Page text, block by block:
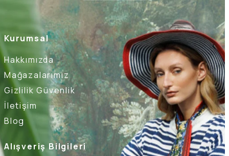
Kurumsal
Hakkımızda
Mağazalarımız
Gizlilik Güvenlik
İletişim
Blog
Alışveriş Bilgileri